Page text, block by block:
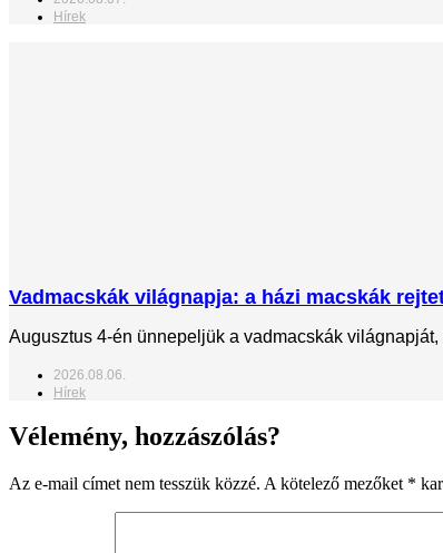
Hírek
Vadmacskák világnapja: a házi macskák
Augusztus 4-én ünnepeljük a vadmacskák
2026.08.06.
Hírek
Vélemény, hozzászólás?
Az e-mail címet nem tesszük közzé. A kötelező mezőket *